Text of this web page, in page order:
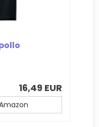
16,49 EUR